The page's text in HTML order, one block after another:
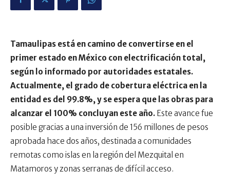
Tamaulipas está en camino de convertirse en el
primer estado en México con electrificación total,
según lo informado por autoridades estatales.
Actualmente, el grado de cobertura eléctrica en la
entidad es del 99.8%, y se espera que las obras para
alcanzar el 100% concluyan este año. Este avance fue
posible gracias a una inversión de 156 millones de pesos
aprobada hace dos años, destinada a comunidades
remotas como islas en la región del Mezquital en
Matamoros y zonas serranas de difícil acceso.